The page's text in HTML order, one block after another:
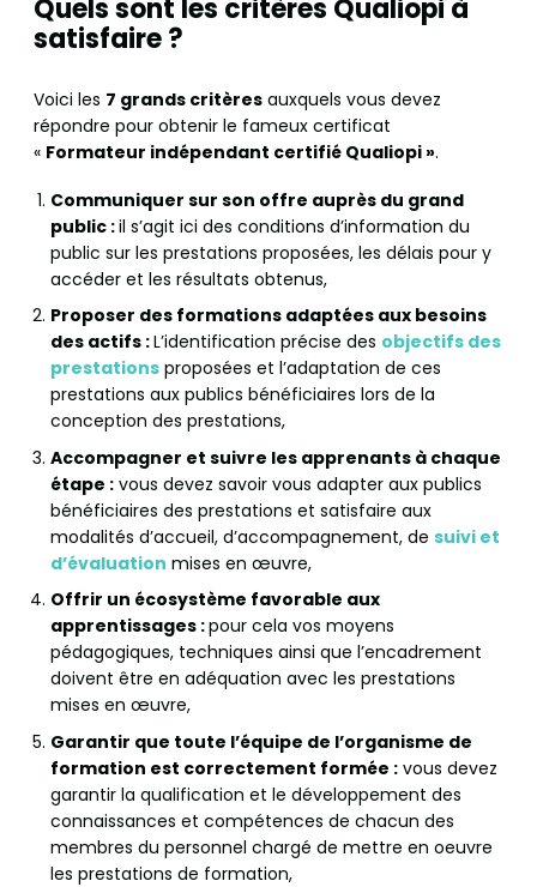
Quels sont les critères Qualiopi à
satisfaire ?
Voici les 7 grands critères auxquels vous devez
répondre pour obtenir le fameux certificat
« Formateur indépendant certifié Qualiopi ».
Communiquer sur son offre auprès du grand
public :il s’agit ici des conditions d’information du
public sur les prestations proposées, les délais pour y
accéder et les résultats obtenus,
Proposer des formations adaptées aux besoins
des actifs :L’identification précise des objectifs des
prestations proposées et l’adaptation de ces
prestations aux publics bénéficiaires lors de la
conception des prestations,
Accompagner et suivre les apprenants à chaque
étape : vous devez savoir vous adapter aux publics
bénéficiaires des prestations et satisfaire aux
modalités d’accueil, d’accompagnement, de suivi et
d’évaluation mises en œuvre,
Offrir un écosystème favorable aux
apprentissages :pour cela vos moyens
pédagogiques, techniques ainsi que l’encadrement
doivent être en adéquation avec les prestations
mises en œuvre,
Garantir que toute l’équipe de l’organisme de
formation est correctement formée : vous devez
garantir la qualification et le développement des
connaissances et compétences de chacun des
membres du personnel chargé de mettre en oeuvre
les prestations de formation,